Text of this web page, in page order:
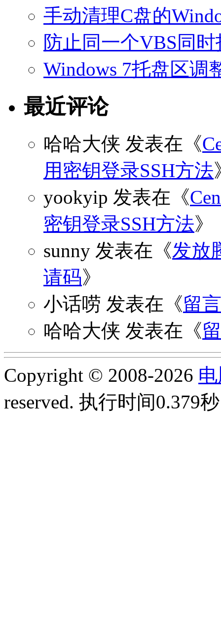
手动清理C盘的
防止同一个VBS同
Windows 7托盘区调
最近评论
哈哈大侠 发表在《
用密钥登录SSH方法
yookyip 发表在《
密钥登录SSH方法》
sunny 发表在《发放
请码》
小话唠 发表在《留
哈哈大侠 发表在《
Copyright © 2008-2026
reserved. 执行时间0.379秒